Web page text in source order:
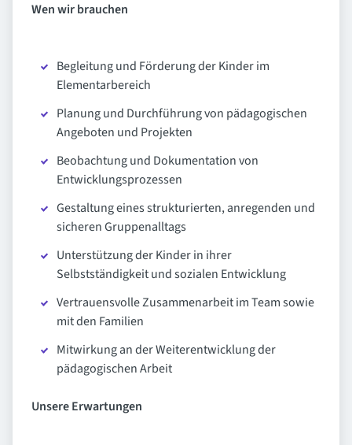
Wen wir brauchen
Begleitung und Förderung der Kinder im
Elementarbereich
Planung und Durchführung von pädagogischen
Angeboten und Projekten
Beobachtung und Dokumentation von
Entwicklungsprozessen
Gestaltung eines strukturierten, anregenden und
sicheren Gruppenalltags
Unterstützung der Kinder in ihrer
Selbstständigkeit und sozialen Entwicklung
Vertrauensvolle Zusammenarbeit im Team sowie
mit den Familien
Mitwirkung an der Weiterentwicklung der
pädagogischen Arbeit
Unsere Erwartungen